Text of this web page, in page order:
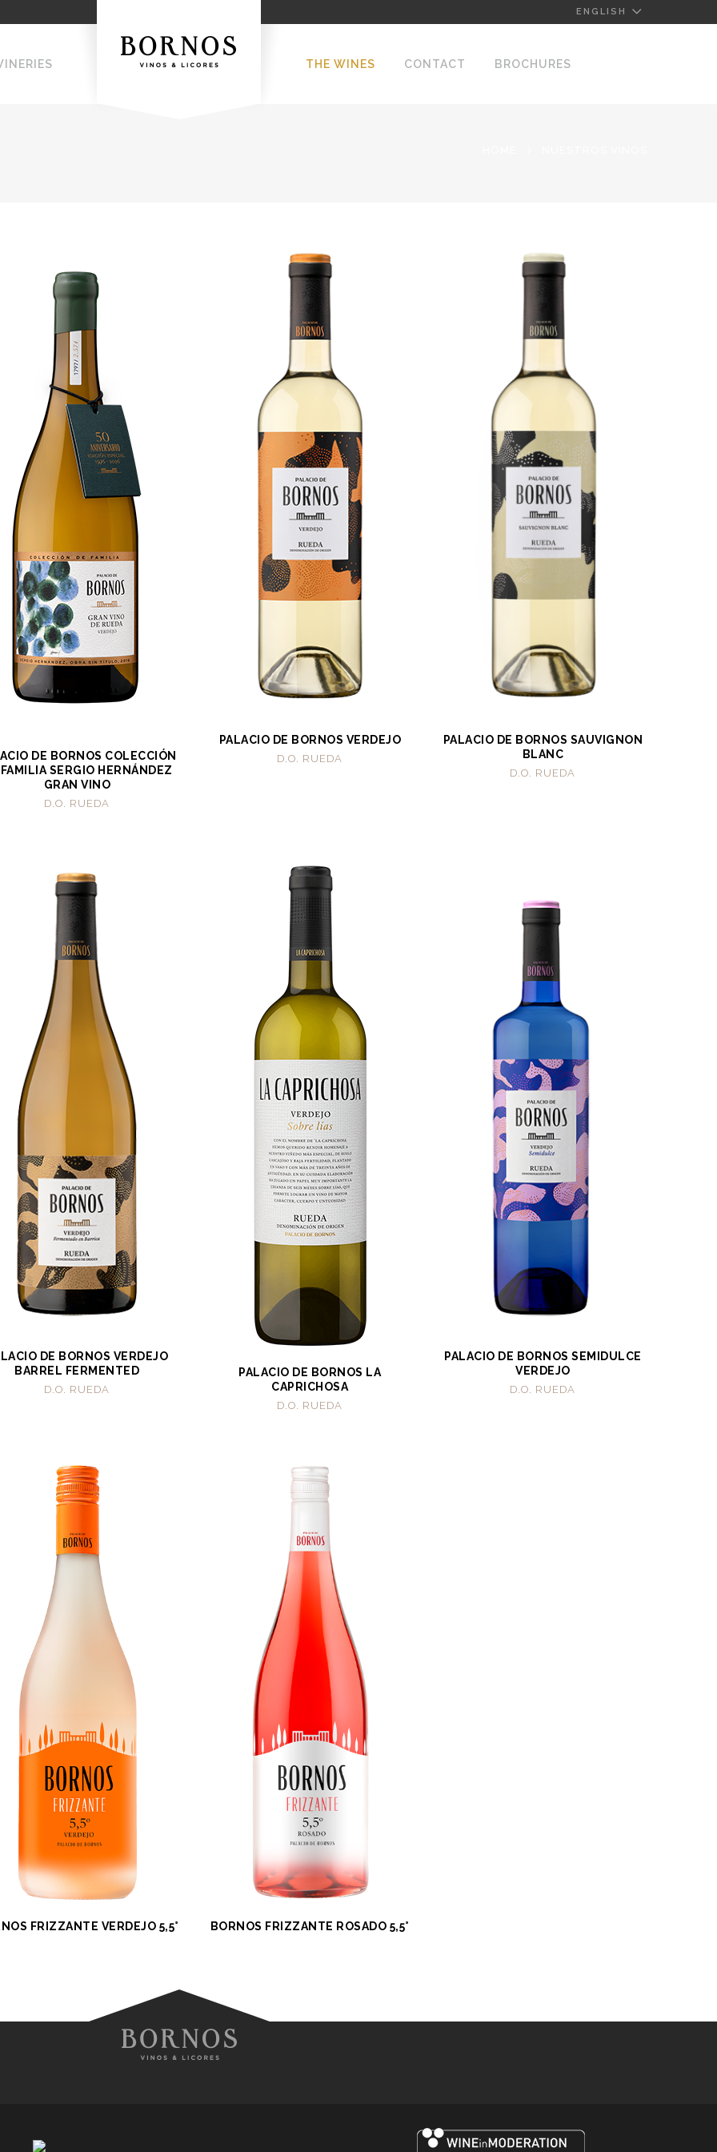
ENGLISH
THE WINES CONTACT BROCHURES
DE BORNOS COLECCIÓN
SERGIO HERNÁNDEZ
GRAN VINO
D.O. RUEDA
PALACIO DE BORNOS VERDEJO
D.O. RUEDA
PALACIO DE BORNOS SAUVIGNON
BLANC
D.O. RUEDA
DE BORNOS VERDEJO
BARREL FERMENTED
D.O. RUEDA
PALACIO DE BORNOS LA
CAPRICHOSA
D.O. RUEDA
PALACIO DE BORNOS SEMIDULCE
VERDEJO
D.O. RUEDA
FRIZZANTE VERDEJO 5,5° BORNOS FRIZZANTE ROSADO 5,5°